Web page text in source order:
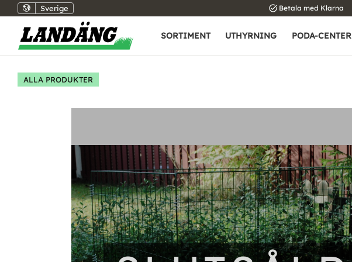
Sverige task_alt Betala med Klarna
SORTIMENT UTHYRNING PODA-CENTER
ALLA PRODUKTER